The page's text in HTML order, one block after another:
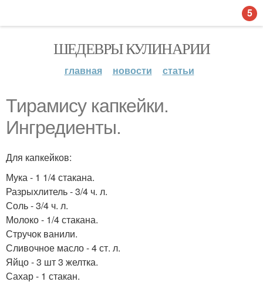
ШЕДЕВРЫ КУЛИНАРИИ
главная новости статьи
Тирамису капкейки.
Ингредиенты.
Для капкейков:
Мука - 1 1/4 стакана.
Разрыхлитель - 3/4 ч. л.
Соль - 3/4 ч. л.
Молоко - 1/4 стакана.
Стручок ванили.
Сливочное масло - 4 ст. л.
Яйцо - 3 шт 3 желтка.
Сахар - 1 стакан.
5